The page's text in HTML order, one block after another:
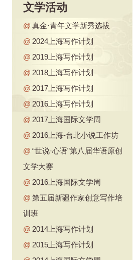
文学活动
@ 真金·青年文学新秀选拔
@ 2024上海写作计划
@ 2019上海写作计划
@ 2018上海写作计划
@ 2017上海写作计划
@ 2016上海写作计划
@ 2017上海国际文学周
@ 2016上海-台北小说工作坊
@ “世说·心语”第八届华语原创
文学大赛
@ 2016上海国际文学周
@ 第五届新疆作家创意写作培
训班
@ 2014上海写作计划
@ 2015上海写作计划